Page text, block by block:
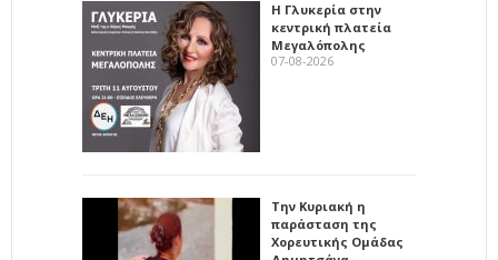
Η Γλυκερία στην
κεντρική πλατεία
Μεγαλόπολης
07-08-2026
Την Κυριακή η
παράσταση της
Χορευτικής Ομάδας